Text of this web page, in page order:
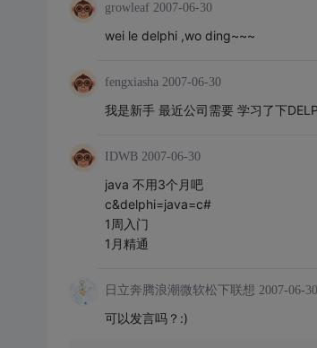
growleaf 2007-06-30
wei le delphi ,wo ding~~~
fengxiasha 2007-06-30
我是新手 最近公司需要 学习了下
IDWB 2007-06-30
java 不用3个月吧
c&delphi=java=c#
1周入门
1月精通
日立奔腾浪潮微软松下联想 2007-06-30
可以发言吗？:)